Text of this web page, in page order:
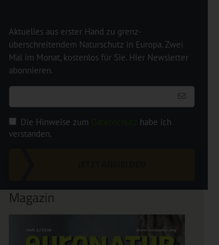
Aktuelles aus erster Hand zu grenz-
überschreitendem Naturschutz in Europa. Zwei
Mal im Monat, kostenlos für Sie. Hier Newsletter
abonnieren.
Die Hinweise zum
habe ich
verstanden.
Magazin